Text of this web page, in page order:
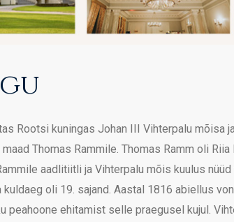
Rootsi kuningas Johan III Vihterpalu
Thomas Rammile. Thomas Ramm oli
aadlitiitli ja Vihterpalu mõis kuulus nüüd
oli 19. sajand. Aastal 1816 abiellus
peahoone ehitamist selle praegusel kujul.